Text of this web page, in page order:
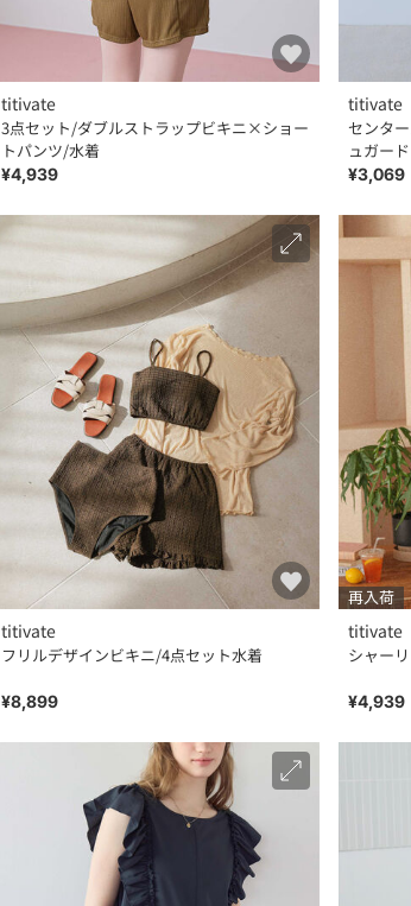
titivate
3点セット/ダブルストラップビキニ×ショー
トパンツ/水着
¥4,939
titivate
センタ
ュガード
¥3,069
titivate
フリルデザインビキニ/4点セット水着
¥8,899
再入荷
titivate
シャー
¥4,939